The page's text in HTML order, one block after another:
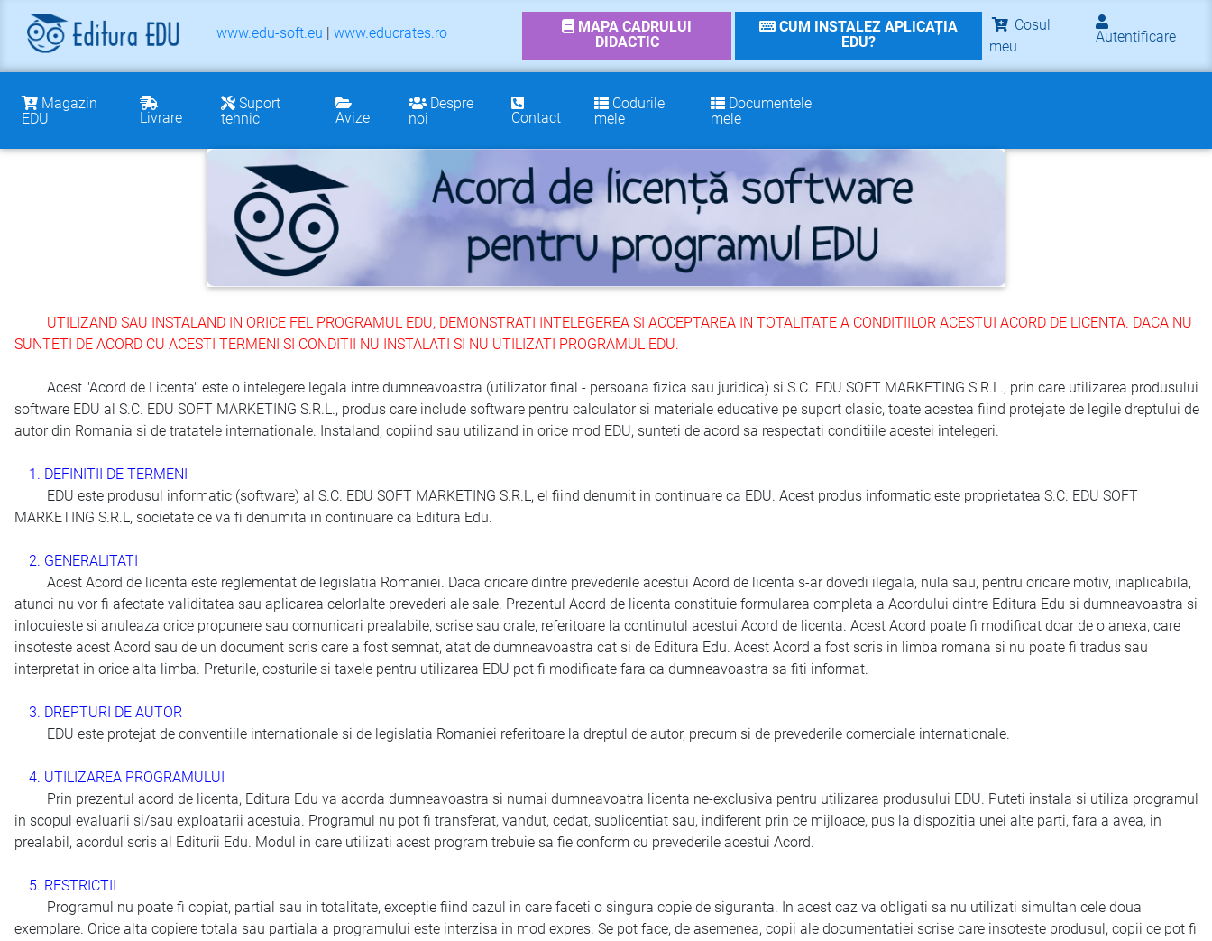
www.edu-soft.eu | www.educrates.ro
MAPA CADRULUI
DIDACTIC
CUM INSTALEZ APLICAȚIA
EDU?
Cosul
meu
Autentificare
Magazin
EDU
Livrare
Suport
tehnic
Avize
Despre
noi
Contact
Codurile
mele
Documentele
mele
UTILIZAND SAU INSTALAND IN ORICE FEL PROGRAMUL EDU, DEMONSTRATI INTELEGEREA SI ACCEPTAREA IN TOTALITATE A CONDITIILOR ACESTUI ACORD DE LICENTA. DACA NU
SUNTETI DE ACORD CU ACESTI TERMENI SI CONDITII NU INSTALATI SI NU UTILIZATI PROGRAMUL EDU.
Acest "Acord de Licenta" este o intelegere legala intre dumneavoastra (utilizator final - persoana fizica sau juridica) si S.C. EDU SOFT MARKETING S.R.L., prin care utilizarea produsului
software EDU al S.C. EDU SOFT MARKETING S.R.L., produs care include software pentru calculator si materiale educative pe suport clasic, toate acestea fiind protejate de legile dreptului de
autor din Romania si de tratatele internationale. Instaland, copiind sau utilizand in orice mod EDU, sunteti de acord sa respectati conditiile acestei intelegeri.
1. DEFINITII DE TERMENI
EDU este produsul informatic (software) al S.C. EDU SOFT MARKETING S.R.L, el fiind denumit in continuare ca EDU. Acest produs informatic este proprietatea S.C. EDU SOFT
MARKETING S.R.L, societate ce va fi denumita in continuare ca Editura Edu.
2. GENERALITATI
Acest Acord de licenta este reglementat de legislatia Romaniei. Daca oricare dintre prevederile acestui Acord de licenta s-ar dovedi ilegala, nula sau, pentru oricare motiv, inaplicabila,
atunci nu vor fi afectate validitatea sau aplicarea celorlalte prevederi ale sale. Prezentul Acord de licenta constituie formularea completa a Acordului dintre Editura Edu si dumneavoastra si
inlocuieste si anuleaza orice propunere sau comunicari prealabile, scrise sau orale, referitoare la continutul acestui Acord de licenta. Acest Acord poate fi modificat doar de o anexa, care
insoteste acest Acord sau de un document scris care a fost semnat, atat de dumneavoastra cat si de Editura Edu. Acest Acord a fost scris in limba romana si nu poate fi tradus sau
interpretat in orice alta limba. Preturile, costurile si taxele pentru utilizarea EDU pot fi modificate fara ca dumneavoastra sa fiti informat.
3. DREPTURI DE AUTOR
EDU este protejat de conventiile internationale si de legislatia Romaniei referitoare la dreptul de autor, precum si de prevederile comerciale internationale.
4. UTILIZAREA PROGRAMULUI
Prin prezentul acord de licenta, Editura Edu va acorda dumneavoastra si numai dumneavoatra licenta ne-exclusiva pentru utilizarea produsului EDU. Puteti instala si utiliza programul
in scopul evaluarii si/sau exploatarii acestuia. Programul nu pot fi transferat, vandut, cedat, sublicentiat sau, indiferent prin ce mijloace, pus la dispozitia unei alte parti, fara a avea, in
prealabil, acordul scris al Editurii Edu. Modul in care utilizati acest program trebuie sa fie conform cu prevederile acestui Acord.
5. RESTRICTII
Programul nu poate fi copiat, partial sau in totalitate, exceptie fiind cazul in care faceti o singura copie de siguranta. In acest caz va obligati sa nu utilizati simultan cele doua
exemplare. Orice alta copiere totala sau partiala a programului este interzisa in mod expres. Se pot face, de asemenea, copii ale documentatiei scrise care insoteste produsul, copii ce pot fi